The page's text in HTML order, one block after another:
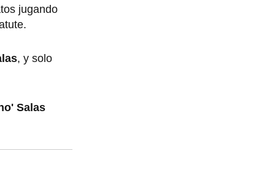
jugando
, y solo
Salas